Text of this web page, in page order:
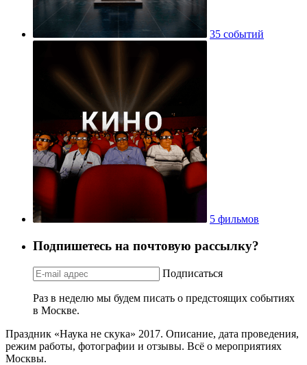
35 событий
5 фильмов
Подпишетесь на почтовую рассылку?
Подписаться
Раз в неделю мы будем писать о предстоящих событиях
в Москве.
Праздник «Наука не скука» 2017. Описание, дата проведения,
режим работы, фотографии и отзывы. Всё о мероприятиях
Москвы.